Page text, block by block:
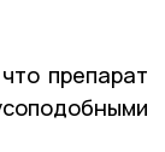
препарат